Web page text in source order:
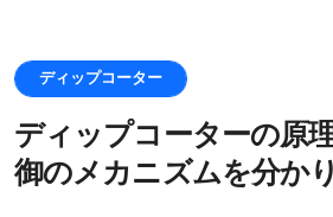
ディップコーター
ディップコーターの原
御のメカニズムを分か